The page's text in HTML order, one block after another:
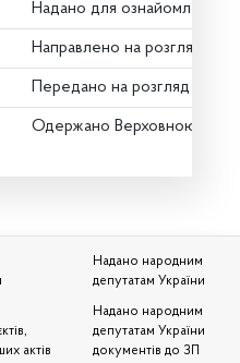
Надано для ознайомлення
Направлено на розгляд
Передано на розгляд
Одержано Верховною
актів
Надано народним
депутатам України
Надано народним
депутатам України
документів до ЗП